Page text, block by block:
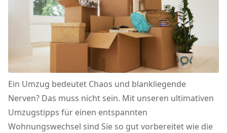
Ein Umzug bedeutet Chaos und blankliegende
Nerven? Das muss nicht sein. Mit unseren ultimativen
Umzugstipps für einen entspannten
Wohnungswechsel sind Sie so gut vorbereitet wie die